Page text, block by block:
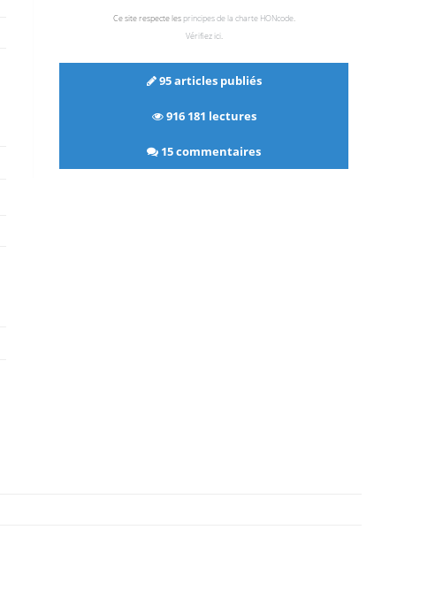
Ce site respecte les principes de la charte HONcode.
Vérifiez ici.
95 articles publiés
916 181 lectures
15 commentaires